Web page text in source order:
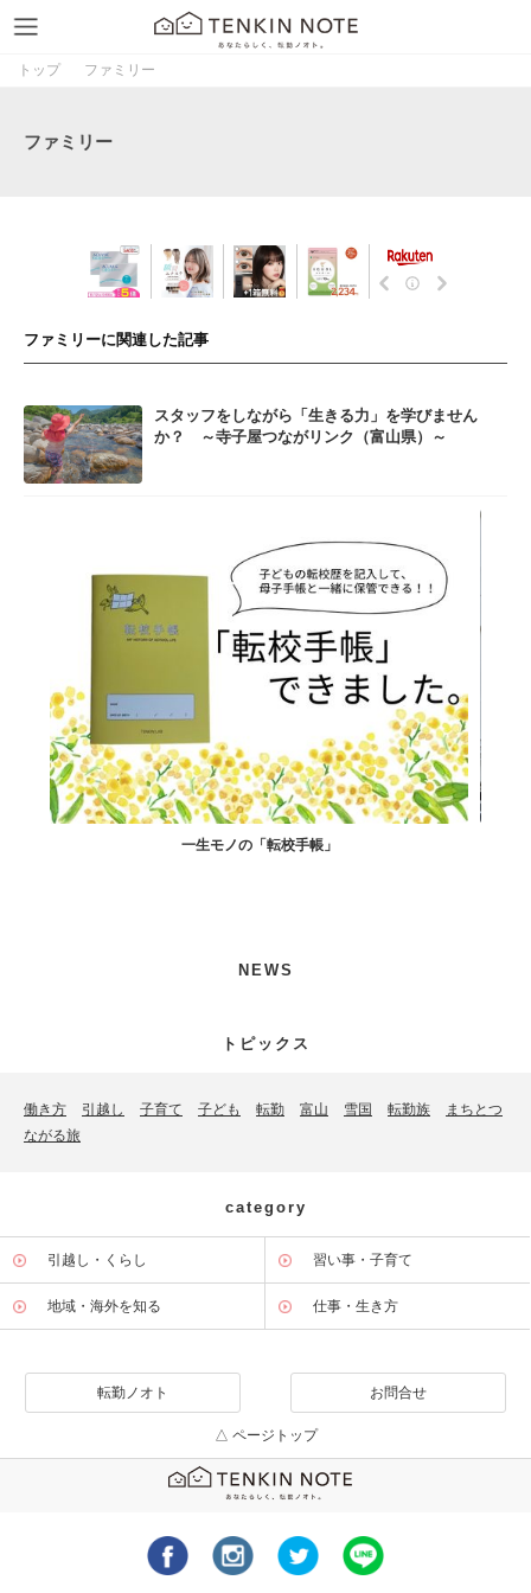
トップ ファミリー
ファミリー
ファミリーに関連した記事
スタッフをしながら「生きる力」を学びません
か？ ～寺子屋つながリンク（富山県）～
一生モノの「転校手帳」
NEWS
トピックス
働き方 引越し 子育て 子ども 転勤 富山 雪国 転勤族
まちとつ
ながる旅
category
引越し・くらし 習い事・子育て
地域・海外を知る 仕事・生き方
転勤ノオト お問合せ
△ ページトップ